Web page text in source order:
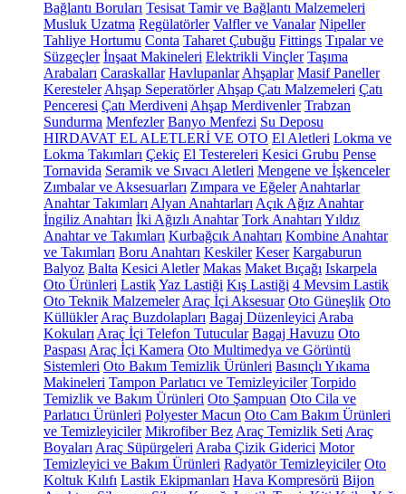
Bağlantı Boruları Tesisat Tamir ve Bağlantı Malzemeleri
Musluk Uzatma Regülatörler Valfler ve Vanalar Nipeller
Tahliye Hortumu Conta Taharet Çubuğu Fittings Tıpalar ve
Süzgeçler İnşaat Makineleri Elektrikli Vinçler Taşıma
Arabaları Caraskallar Havlupanlar Ahşaplar Masif Paneller
Keresteler Ahşap Seperatörler Ahşap Çatı Malzemeleri Çatı
Penceresi Çatı Merdiveni Ahşap Merdivenler Trabzan
Sundurma Menfezler Banyo Menfezi Su Deposu
HIRDAVAT EL ALETLERİ VE OTO El Aletleri Lokma ve
Lokma Takımları Çekiç El Testereleri Kesici Grubu Pense
Tornavida Seramik ve Sıvacı Aletleri Mengene ve İşkenceler
Zımbalar ve Aksesuarları Zımpara ve Eğeler Anahtarlar
Anahtar Takımları Alyan Anahtarları Açık Ağız Anahtar
İngiliz Anahtarı İki Ağızlı Anahtar Tork Anahtarı Yıldız
Anahtar ve Takımları Kurbağcık Anahtarı Kombine Anahtar
ve Takımları Boru Anahtarı Keskiler Keser Kargaburun
Balyoz Balta Kesici Aletler Makas Maket Bıçağı Iskarpela
Oto Ürünleri LastikYaz Lastiği Kış Lastiği 4 Mevsim Lastik
Oto Teknik Malzemeler Araç İçi Aksesuar Oto Güneşlik Oto
Küllükler Araç Buzdolapları Bagaj Düzenleyici Araba
Kokuları Araç İçi Telefon Tutucular Bagaj Havuzu Oto
Paspası Araç İçi Kamera Oto Multimedya ve Görüntü
Sistemleri Oto Bakım Temizlik Ürünleri Basınçlı Yıkama
Makineleri Tampon Parlatıcı ve Temizleyiciler Torpido
Temizlik ve Bakım Ürünleri Oto Şampuan Oto Cila ve
Parlatıcı Ürünleri Polyester Macun Oto Cam Bakım Ürünleri
ve Temizleyiciler Mikrofiber Bez Araç Temizlik Seti Araç
Boyaları Araç Süpürgeleri Araba Çizik Giderici Motor
Temizleyici ve Bakım Ürünleri Radyatör Temizleyiciler Oto
Koltuk Kılıfı Lastik Ekipmanları Hava Kompresörü Bijon